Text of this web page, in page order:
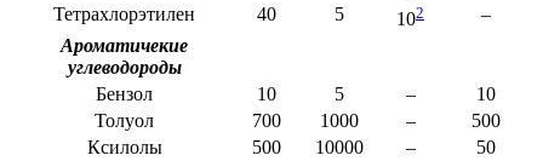
Тетрахлорэтилен
40 5 102
–
Ароматичекие
углеводороды
Бензол
10 5 –
10
Толуол
700 1000 –
500
Ксилолы
500 10000 –
50